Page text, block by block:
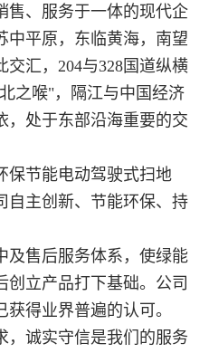
售、服务于一体的现代企
中平原，东临黄海，南望
汇，204与328国道纵横
之喉"，隔江与中国经济
，处于东部沿海重要的交
保节能电动驾驶式扫地
自主创新、节能环保、持
及售后服务体系，使绿能
立产品打下基础。公司
得业界普遍的认可。
，诚实守信是我们的服务